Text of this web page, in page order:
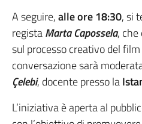
A seguire,alle ore 18:30, si
registaMarta Capossela, che
sul processo creativo del film
conversazione sarà
Çelebi, docente presso la
L’iniziativa è aperta al